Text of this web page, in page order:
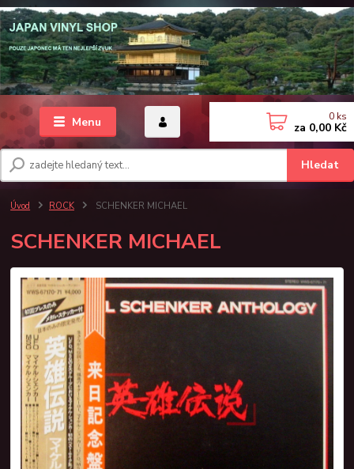
Menu
Hledat
0 ks
za 0,00 Kč
Úvod ROCK SCHENKER MICHAEL
SCHENKER MICHAEL